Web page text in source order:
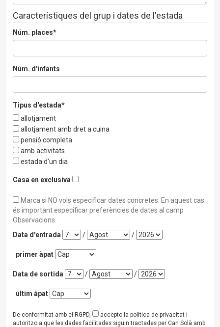
Característiques del grup i dates de l'estada
Núm. places*
Núm. d'infants
Tipus d'estada*
allotjament
allotjament amb dret a cuina
pensió completa
amb activitats
estada d'un dia
Casa en exclusiva
Marca si NO vols especificar dates concretes. En aquest cas
és important especificar preferències de dates al camp
Observacions.
Data d'entrada
/ /
primer àpat
Data de sortida / /
últim àpat
De conformitat amb el RGPD,
accepto la política de privacitat i
autoritzo a que les dades facilitades siguin tractades per Can Solà amb